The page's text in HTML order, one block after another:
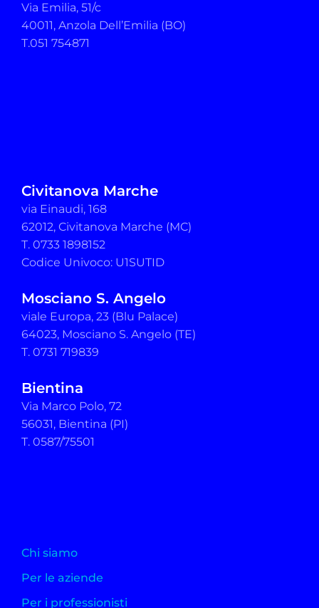
Via Emilia, 51/c
40011, Anzola Dell’Emilia (BO)
T.051 754871
Civitanova Marche
via Einaudi, 168
62012, Civitanova Marche (MC)
T. 0733 1898152
Codice Univoco: U1SUTID
Mosciano S. Angelo
viale Europa, 23 (Blu Palace)
64023, Mosciano S. Angelo (TE)
T. 0731 719839
Bientina
Via Marco Polo, 72
56031, Bientina (PI)
T. 0587/75501
Chi siamo
Per le aziende
Per i professionisti